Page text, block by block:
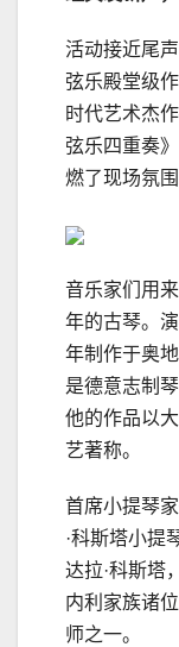
活动接近尾
弦乐殿堂级
时代艺术杰
弦乐四重奏
燃了现场氛围
音乐家们用
年的古琴。
年制作于奥
是德意志制
他的作品以
艺著称。
首席小提琴
·科斯塔小提
达拉·科斯塔
内利家族诸
师之一。